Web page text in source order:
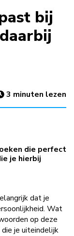
bij
3 minuten lezen
die perfect
je hierbij
dat je
Wat
op deze
je uiteindelijk